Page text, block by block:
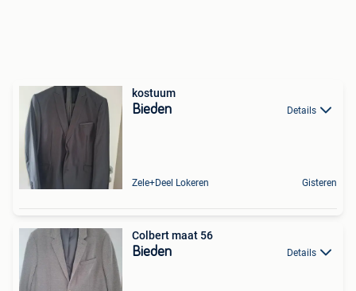
kostuum
Bieden Details
Zele+Deel Lokeren Gisteren
Colbert maat 56
Bieden Details